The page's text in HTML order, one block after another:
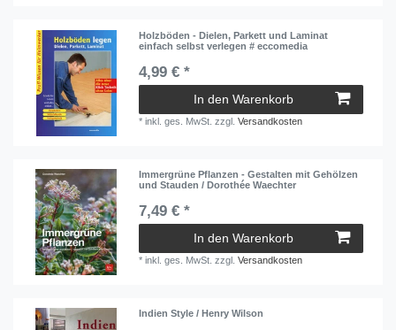
Holzböden - Dielen, Parkett und Laminat
einfach selbst verlegen # eccomedia
4,99 € *
In den Warenkorb
*inkl. ges. MwSt. zzgl.Versandkosten
Immergrüne Pflanzen - Gestalten mit Gehölzen
und Stauden / Dorothée Waechter
7,49 € *
In den Warenkorb
*inkl. ges. MwSt. zzgl.Versandkosten
Indien Style / Henry Wilson